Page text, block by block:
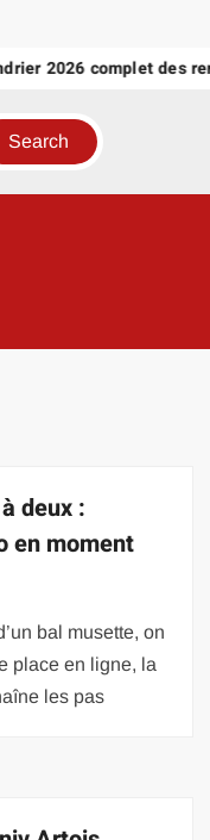
2026 complet des
deux :
en moment
bal musette, on
place en ligne, la
les pas